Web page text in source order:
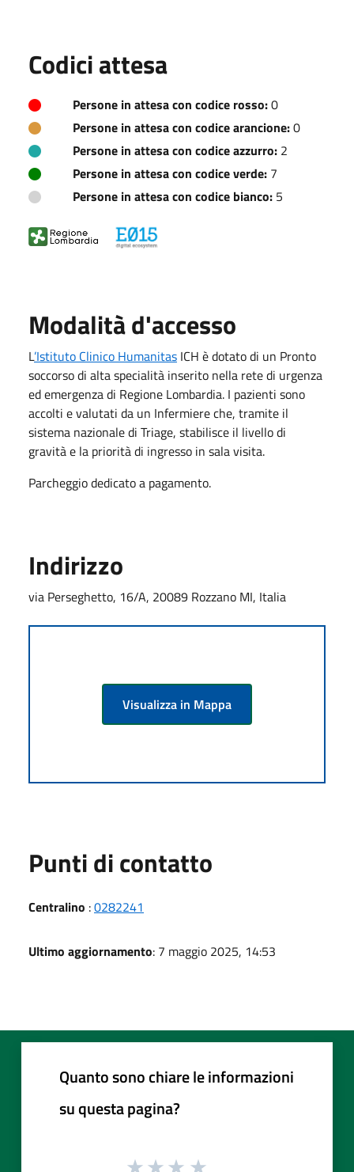
Codici attesa
Persone in attesa con codice rosso:0
Persone in attesa con codice arancione:0
Persone in attesa con codice azzurro: 2
Persone in attesa con codice verde: 7
Persone in attesa con codice bianco: 5
Modalità d'accesso
L’Istituto Clinico Humanitas ICH è dotato di un Pronto
soccorso di alta specialità inserito nella rete di urgenza
ed emergenza di Regione Lombardia. I pazienti sono
accolti e valutati da un Infermiere che, tramite il
sistema nazionale di Triage, stabilisce il livello di
gravità e la priorità di ingresso in sala visita.
Parcheggio dedicato a pagamento.
Indirizzo
via Perseghetto, 16/A, 20089 Rozzano MI, Italia
Visualizza in Mappa
Punti di contatto
Centralino :0282241
Ultimo aggiornamento: 7 maggio 2025, 14:53
Quanto sono chiare le informazioni
su questa pagina?